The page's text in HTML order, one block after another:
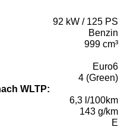
92 kW / 125 PS
Benzin
999 cm³
Euro6
4 (Green)
WLTP:
6,3 l/100km
143 g/km
E